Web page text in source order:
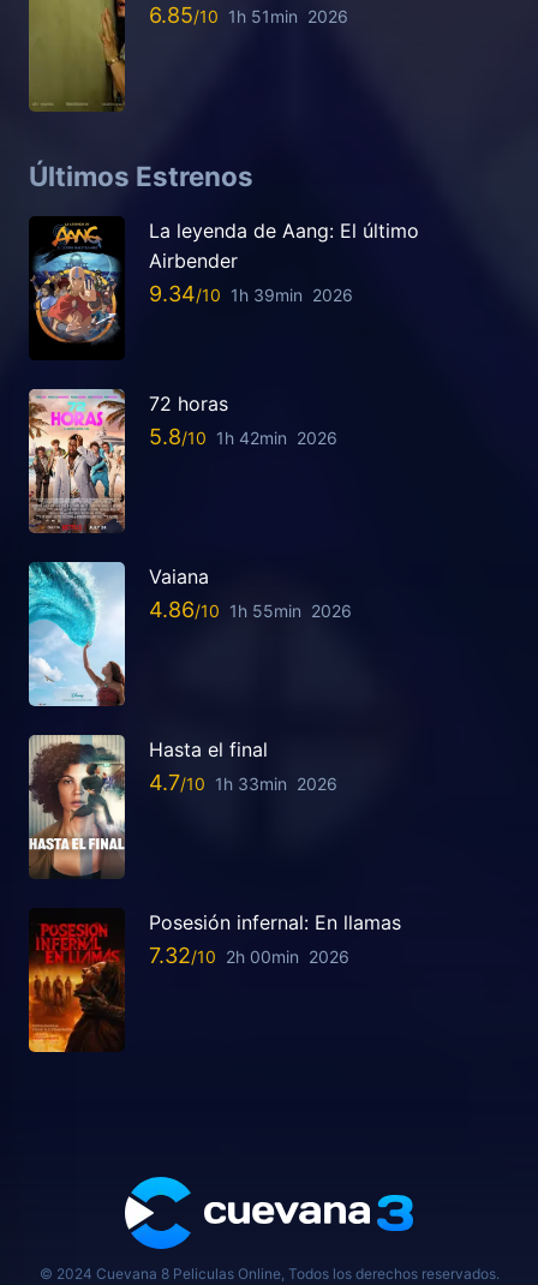
6.85 1h 51min 2026
Últimos Estrenos
La leyenda de Aang: El último
Airbender
9.34 1h 39min 2026
72 horas
5.8 1h 42min 2026
Vaiana
4.86 1h 55min 2026
Hasta el final
4.7 1h 33min 2026
Posesión infernal: En llamas
7.32 2h 00min 2026
© 2024 Cuevana 8 Peliculas Online, Todos los derechos reservados.